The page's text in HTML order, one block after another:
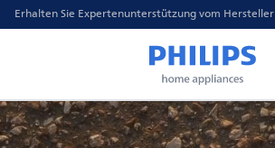
Erhalten Sie Expertenunterstützung vom Hersteller